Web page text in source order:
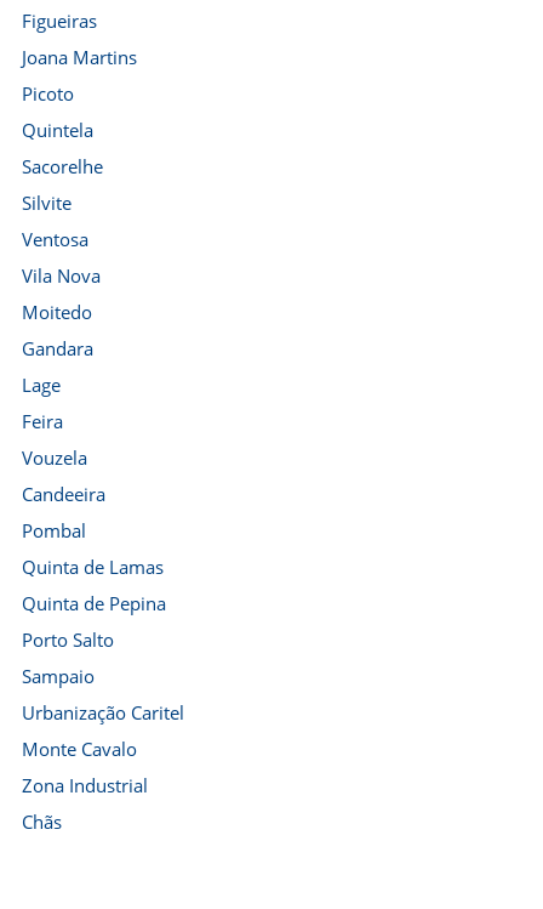
Figueiras
Joana Martins
Picoto
Quintela
Sacorelhe
Silvite
Ventosa
Vila Nova
Moitedo
Gandara
Lage
Feira
Vouzela
Candeeira
Pombal
Quinta de Lamas
Quinta de Pepina
Porto Salto
Sampaio
Urbanização Caritel
Monte Cavalo
Zona Industrial
Chãs